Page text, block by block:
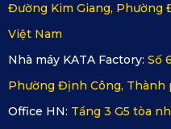
Đường Kim Giang, Phường
Việt Nam
Nhà máy KATA Factory: Số
Phường Định Công, Thành
Office HN: Tầng 3 G5 tòa